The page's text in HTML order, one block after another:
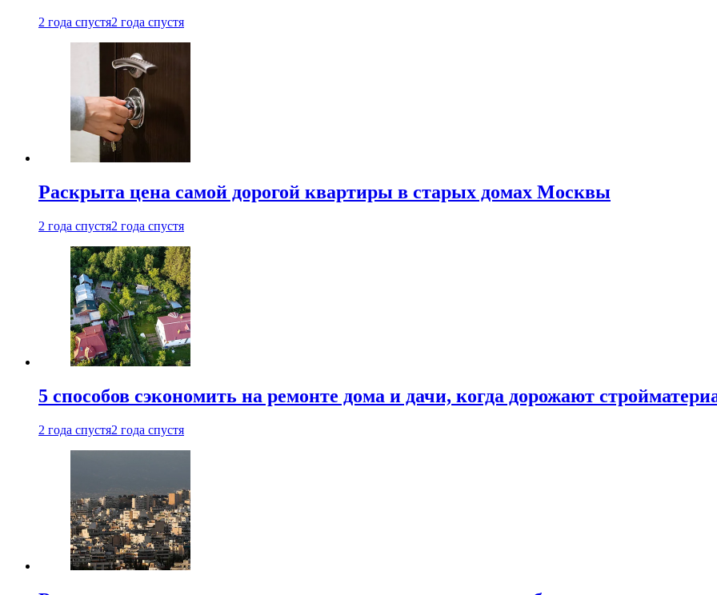
2 года спустя2 года спустя
Раскрыта цена самой дорогой квартиры в старых домах Москвы
2 года спустя2 года спустя
5 способов сэкономить на ремонте дома и дачи, когда дорожают
2 года спустя2 года спустя